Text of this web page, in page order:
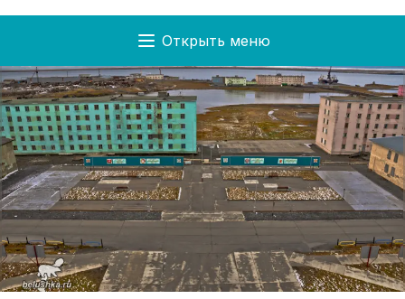
Открыть меню